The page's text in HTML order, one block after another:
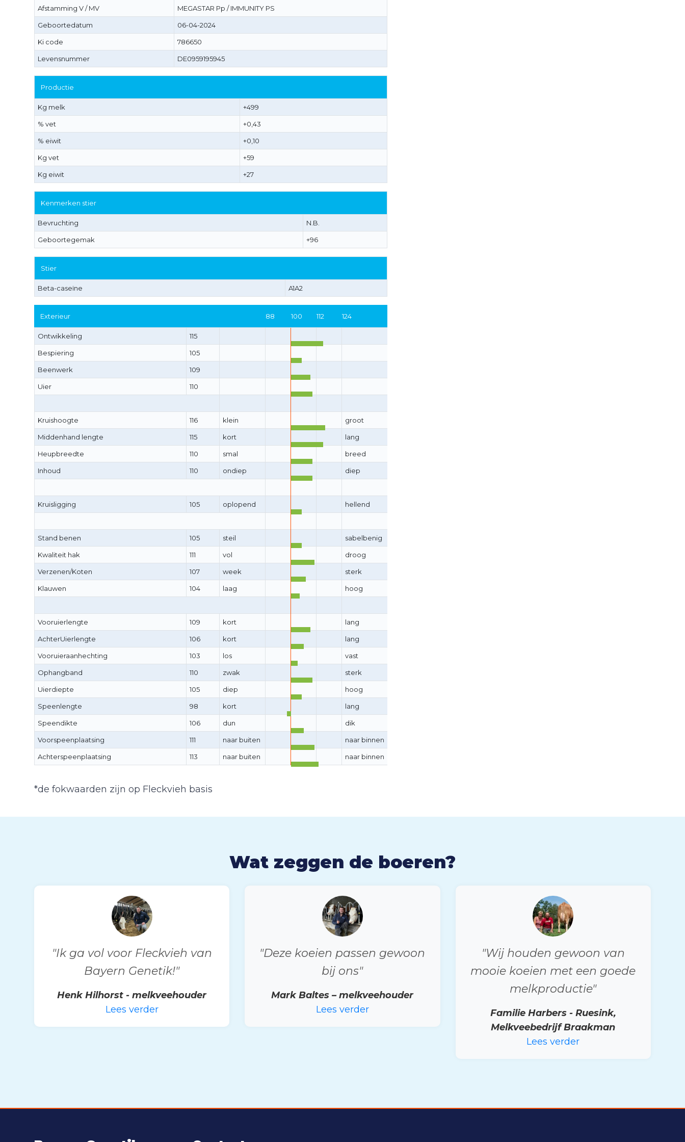
Afstamming V / MV MEGASTAR Pp / IMMUNITY PS
Geboortedatum 06-04-2024
Ki code 786650
Levensnummer DE0959195945
Productie
Kg melk +499
% vet +0,43
% eiwit +0,10
Kg vet +59
Kg eiwit +27
Kenmerken stier
Bevruchting N.B.
Geboortegemak +96
Stier
Beta-caseïne A1A2
Exterieur 88 100 112 124
Ontwikkeling 115
Bespiering 105
Beenwerk 109
Uier 110
Kruishoogte 116 klein groot
Middenhand lengte 115 kort lang
Heupbreedte 110 smal breed
Inhoud 110 ondiep diep
Kruisligging 105 oplopend hellend
Stand benen 105 steil sabelbenig
Kwaliteit hak 111 vol droog
Verzenen/Koten 107 week sterk
Klauwen 104 laag hoog
Vooruierlengte 109 kort lang
AchterUierlengte 106 kort lang
Vooruieraanhechting 103 los vast
Ophangband 110 zwak sterk
Uierdiepte 105 diep hoog
Speenlengte 98 kort lang
Speendikte 106 dun dik
Voorspeenplaatsing 111 naar buiten naar binnen
Achterspeenplaatsing 113 naar buiten naar binnen
*de fokwaarden zijn op Fleckvieh basis
Wat zeggen de boeren?
"Ik ga vol voor Fleckvieh van
Bayern Genetik!"
Henk Hilhorst - melkveehouder
Lees verder
"Deze koeien passen gewoon
bij ons"
Mark Baltes – melkveehouder
Lees verder
"Wij houden gewoon van
mooie koeien met een goede
melkproductie"
Familie Harbers - Ruesink,
Melkveebedrijf Braakman
Lees verder